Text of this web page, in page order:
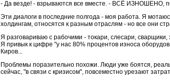
- Да везде! - взрываются все вместе. - ВСЁ ИЗНОШЕНО,
Эти диалоги в последние полгода - моя работа. Я
холдингам, относятся к разным отраслям - но все они
Я разговариваю с рабочими - токари, слесари,
Я привык к цифре "у нас 80% процентов износа
Киров...
Проблемы поразительно похожи. Люди уже боятся,
сейчас, "в связи с кризисом", повсеместно урезают